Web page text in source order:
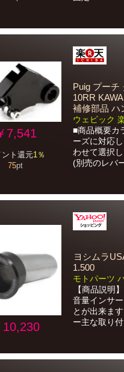
7,541
ト還元1％
75pt
Puig プーチ
10RR
補修部品 ハ
ウェビック
■商品概要カ
ーズに対応
わせて選択
(別売のレバ
10,230
ヨシムラ
1.500
モトパーツ
【商品説明
音量インサ
とが出来ま
ー主な取り